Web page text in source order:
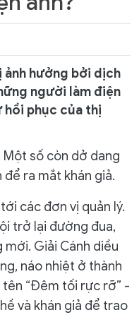
ảnh hưởng bởi dịch
người làm điện
hồi phục của thị
Một số còn dở dang
ra mắt khán giả.
các đơn vị quản lý.
trở lại đường đua,
mới. Giải Cánh diều
náo nhiệt ở thành
tên “Đêm tối rực rỡ” -
và khán giả để trao